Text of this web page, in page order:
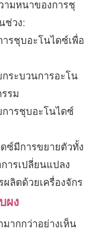
ามหนาของการชุ
ช่วง:
ารชุบอะโนไดซ์เพื่อ
กระบวนการอะโน
รม
การชุบอะโนไดซ์
ซ์มีการขยายตัวทั้ง
ารเปลี่ยนแปลง
ลิตด้วยเครื่องจักร
ผง
ากกว่าอย่างเห็น